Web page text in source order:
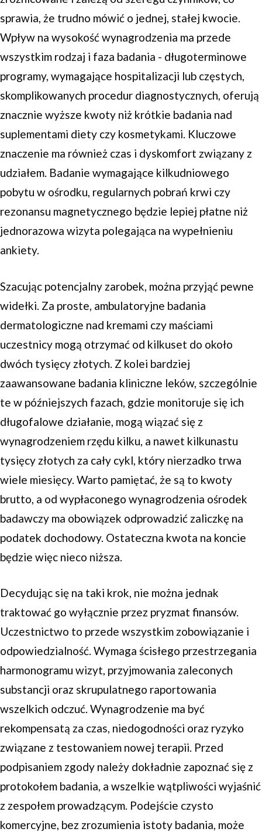
sprawia, że trudno mówić o jednej, stałej kwocie.
Wpływ na wysokość wynagrodzenia ma przede
wszystkim rodzaj i faza badania - długoterminowe
programy, wymagające hospitalizacji lub częstych,
skomplikowanych procedur diagnostycznych, oferują
znacznie wyższe kwoty niż krótkie badania nad
suplementami diety czy kosmetykami. Kluczowe
znaczenie ma również czas i dyskomfort związany z
udziałem. Badanie wymagające kilkudniowego
pobytu w ośrodku, regularnych pobrań krwi czy
rezonansu magnetycznego będzie lepiej płatne niż
jednorazowa wizyta polegająca na wypełnieniu
ankiety.
Szacując potencjalny zarobek, można przyjąć pewne
widełki. Za proste, ambulatoryjne badania
dermatologiczne nad kremami czy maściami
uczestnicy mogą otrzymać od kilkuset do około
dwóch tysięcy złotych. Z kolei bardziej
zaawansowane badania kliniczne leków, szczególnie
te w późniejszych fazach, gdzie monitoruje się ich
długofalowe działanie, mogą wiązać się z
wynagrodzeniem rzędu kilku, a nawet kilkunastu
tysięcy złotych za cały cykl, który nierzadko trwa
wiele miesięcy. Warto pamiętać, że są to kwoty
brutto, a od wypłaconego wynagrodzenia ośrodek
badawczy ma obowiązek odprowadzić zaliczkę na
podatek dochodowy. Ostateczna kwota na koncie
będzie więc nieco niższa.
Decydując się na taki krok, nie można jednak
traktować go wyłącznie przez pryzmat finansów.
Uczestnictwo to przede wszystkim zobowiązanie i
odpowiedzialność. Wymaga ścisłego przestrzegania
harmonogramu wizyt, przyjmowania zaleconych
substancji oraz skrupulatnego raportowania
wszelkich odczuć. Wynagrodzenie ma być
rekompensatą za czas, niedogodności oraz ryzyko
związane z testowaniem nowej terapii. Przed
podpisaniem zgody należy dokładnie zapoznać się z
protokołem badania, a wszelkie wątpliwości wyjaśnić
z zespołem prowadzącym. Podejście czysto
komercyjne, bez zrozumienia istoty badania, może